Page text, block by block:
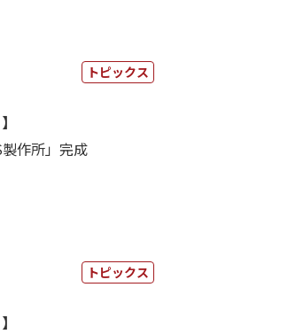
トピックス
作所」完成
トピックス